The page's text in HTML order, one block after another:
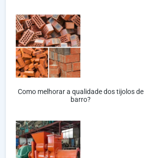
Como melhorar a qualidade dos tijolos de
barro?